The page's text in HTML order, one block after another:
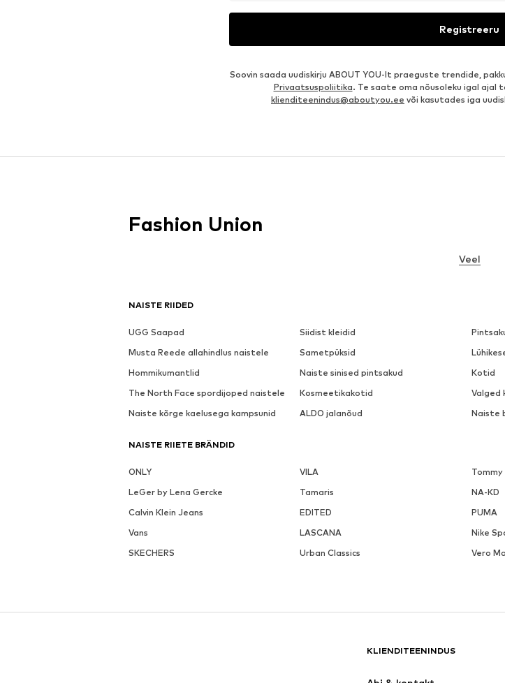
Registreeru
Soovin saada uudiskirju ABOUT YOU-lt praeguste trendide,
Privaatsuspoliitika. Te saate oma nõusoleku igal ajal
klienditeenindus@aboutyou.ee või kasutades iga
NAISTE RIIDED
UGG Saapad Siidist kleidid
Musta Reede allahindlus naistele
Sametpüksid
Hommikumantlid
Naiste sinised pintsakud Kotid
The North Face spordijoped naistele
Kosmeetikakotid Valged
Naiste kõrge kaelusega kampsunid
ALDO jalanõud Naiste
NAISTE RIIETE BRÄNDID
ONLY VILA
LeGer by Lena Gercke
Tamaris NA-KD
Calvin Klein Jeans
EDITED PUMA
Vans
LASCANA Nike
SKECHERS
Urban Classics Vero
KLIENDITEENINDUS
Fashion Union
Veel